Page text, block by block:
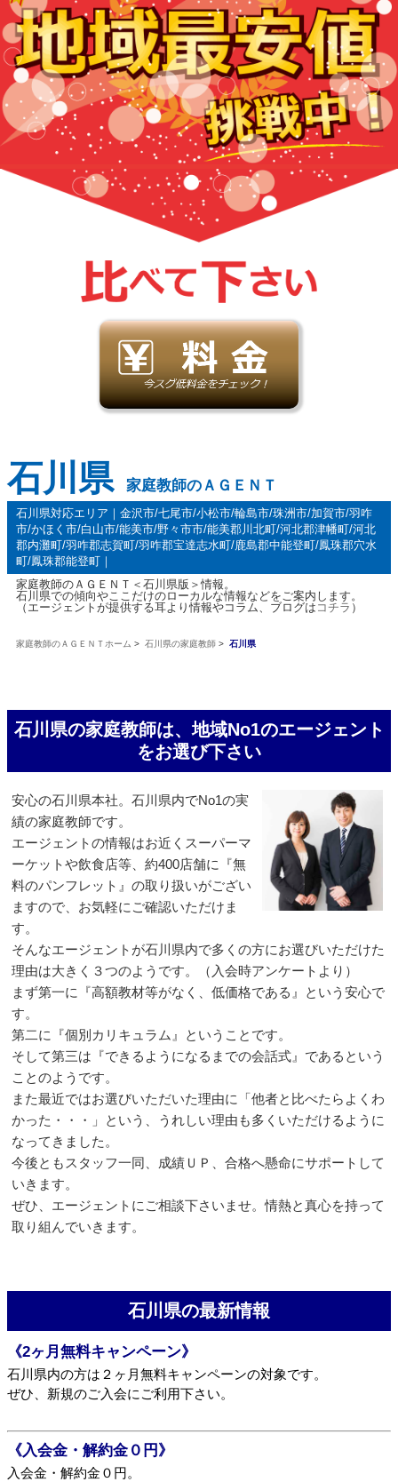
石川県 家庭教師のＡＧＥＮＴ
石川県対応エリア｜金沢市/七尾市/小松市/輪島市/珠洲市/加賀市/羽咋
市/かほく市/白山市/能美市/野々市市/能美郡川北町/河北郡津幡町/河北
郡内灘町/羽咋郡志賀町/羽咋郡宝達志水町/鹿島郡中能登町/鳳珠郡穴水
町/鳳珠郡能登町｜
家庭教師のＡＧＥＮＴ＜石川県版＞情報。
石川県での傾向やここだけのローカルな情報などをご案内します。
（エージェントが提供する耳より情報やコラム、ブログは コチラ ）
家庭教師のＡＧＥＮＴホーム > 石川県の家庭教師 > 石川県
石川県の家庭教師は、地域No1のエージェント
をお選び下さい
安心の石川県本社。石川県内でNo1の実
績の家庭教師です。
エージェントの情報はお近くスーパーマ
ーケットや飲食店等、約400店舗に『無
料のパンフレット』の取り扱いがござい
ますので、お気軽にご確認いただけま
す。
そんなエージェントが石川県内で多くの方にお選びいただけた
理由は大きく３つのようです。（入会時アンケートより）
まず第一に『高額教材等がなく、低価格である』という安心で
す。
第二に『個別カリキュラム』ということです。
そして第三は『できるようになるまでの会話式』であるという
ことのようです。
また最近ではお選びいただいた理由に「他者と比べたらよくわ
かった・・・」という、うれしい理由も多くいただけるように
なってきました。
今後ともスタッフ一同、成績ＵＰ、合格へ懸命にサポートして
いきます。
ぜひ、エージェントにご相談下さいませ。情熱と真心を持って
取り組んでいきます。
石川県の最新情報
《2ヶ月無料キャンペーン》
石川県内の方は２ヶ月無料キャンペーンの対象です。
ぜひ、新規のご入会にご利用下さい。
《入会金・解約金０円》
入会金・解約金０円。